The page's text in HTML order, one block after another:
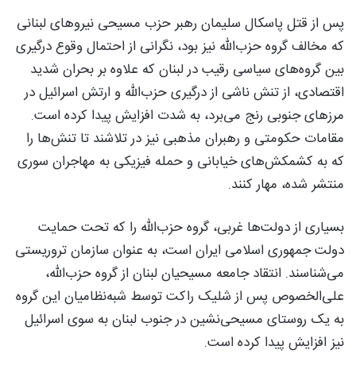
پس از قتل پاسکال سلیمان رهبر حزب مسیحی نیروهای لبنانی
که مخالف گروه حزب‌الله نیز بود، نگرانی از احتمال وقوع درگیری
بین گروه‌های سیاسی رقیب در لبنان که علاوه بر بحران شدید
اقتصادی، از تنش ناشی از درگیری حزب‌الله و ارتش اسرائیل در
مرزهای جنوبی رنج می‌برد، به شدت افزایش پیدا کرده است.
مقامات حکومتی و رهبران مذهبی نیز در تلاشند تا تنش‌ها را
که به کشمکش‌های خیابانی و حمله فیزیکی به مهاجران سوری
منتشر شده، مهار کنند.
بسیاری از دولت‌ها غربی، گروه حزب‌الله را که تحت حمایت
دولت جمهوری اسلامی ایران است، به عنوان سازمان تروریستی
می‌شناسند. انتقاد جامعه مسیحیان لبنان از گروه حزب‌الله،
علی‌الخصوص پس از شلیک راکت توسط شبه‌نظامیان این گروه
به یک روستای مسیحی‌نشین در جنوب لبنان به سوی اسرائیل
نیز افزایش پیدا کرده است.